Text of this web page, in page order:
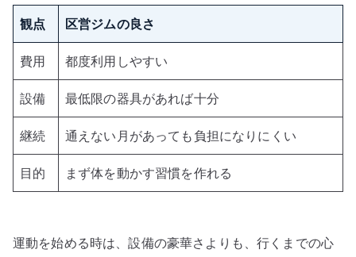
観点 区営ジムの良さ
費用 都度利用しやすい
設備 最低限の器具があれば十分
継続 通えない月があっても負担になりにくい
目的 まず体を動かす習慣を作れる
運動を始める時は、設備の豪華さよりも、行くまでの心